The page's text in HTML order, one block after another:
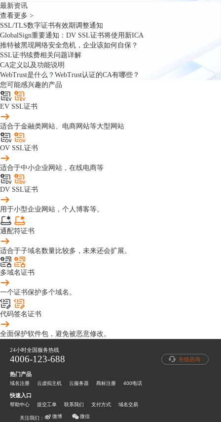
最新资讯
查看更多 >
SSL/TLS数字证书有效期调整通知
GlobalSign重要通知：DV SSL证书将使用新ICA
推特被黑现网络安全危机，企业该如何自保？
SSL证书续费相关问题详解
CA定义以及功能说明
WebTrust是什么？WebTrust认证的CA有哪些？
您可能感兴趣的产品
EV SSL证书
适合于金融类网站、电商网站等大型网站
OV SSL证书
适合于中小企业网站，在线电商等
DV SSL证书
用于小型企业网站，个人博客等。
通配符证书
适合于子域名数量比较多，未来还会扩展。
多域名证书
一个证书保护多个域名。
代码签名证书
全面保护软件包，避免被恶意修改。
24小时全国服务热线
4006-123-688 在线咨询
热门产品
域名注册 云虚拟主机 云服务器 商标注册 400电话
快速入口
帮助中心 提交工单 联系我们 支付方式 域名交易
关注我们： 微博 微信